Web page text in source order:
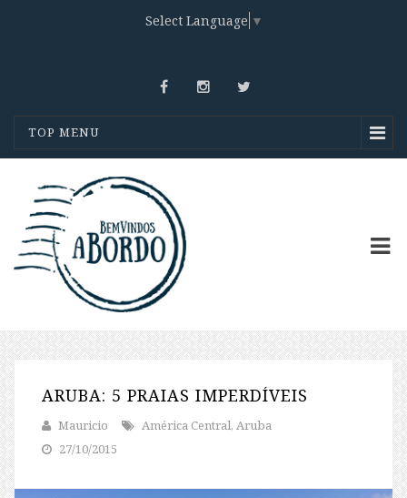
Select Language ▼
TOP MENU
ARUBA: 5 PRAIAS IMPERDÍVEIS
Mauricio
América Central, Aruba
27/10/2015